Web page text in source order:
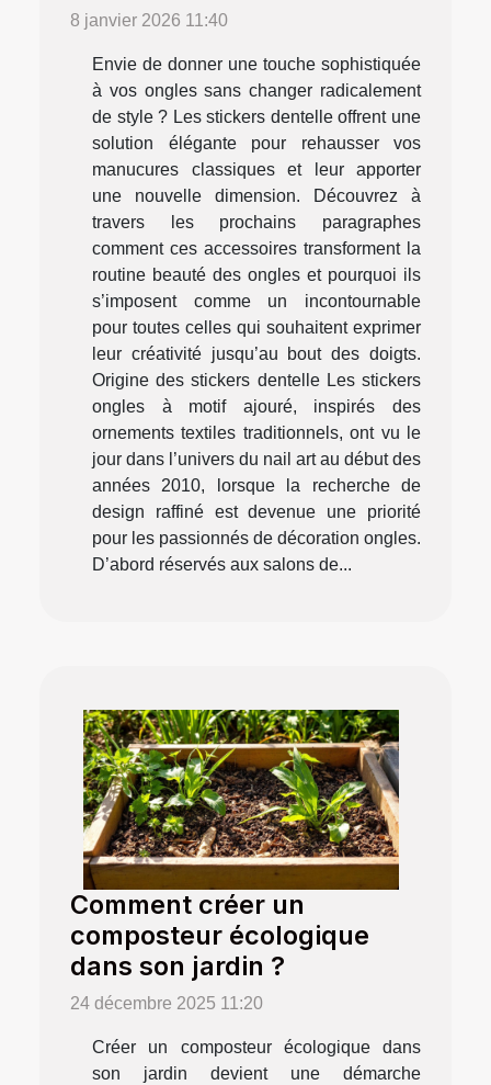
8 janvier 2026 11:40
Envie de donner une touche sophistiquée
à vos ongles sans changer radicalement
de style ? Les stickers dentelle offrent une
solution élégante pour rehausser vos
manucures classiques et leur apporter
une nouvelle dimension. Découvrez à
travers les prochains paragraphes
comment ces accessoires transforment la
routine beauté des ongles et pourquoi ils
s’imposent comme un incontournable
pour toutes celles qui souhaitent exprimer
leur créativité jusqu’au bout des doigts.
Origine des stickers dentelle Les stickers
ongles à motif ajouré, inspirés des
ornements textiles traditionnels, ont vu le
jour dans l’univers du nail art au début des
années 2010, lorsque la recherche de
design raffiné est devenue une priorité
pour les passionnés de décoration ongles.
D’abord réservés aux salons de...
Comment créer un
composteur écologique
dans son jardin ?
24 décembre 2025 11:20
Créer un composteur écologique dans
son jardin devient une démarche